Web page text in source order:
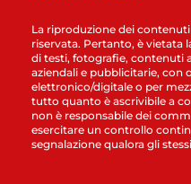
La riproduzione dei
riservata. Pertanto, è vietata
di testi, fotografie, contenuti
aziendali e pubblicitarie, con
elettronico/digitale o per
tutto quanto è ascrivibile a
non è responsabile dei
esercitare un controllo
segnalazione qualora gli